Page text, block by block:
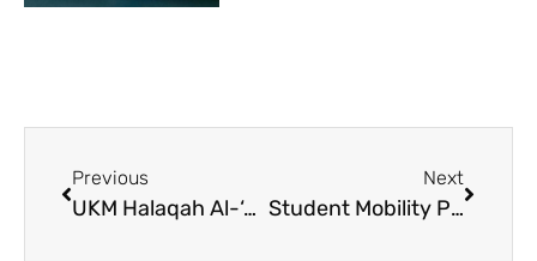
Previous
UKM Halaqah Al-‘Arabiyyah Gelar HAYYA FESTIVAL 2025, Angkat Tema Generasi Qurani Berdaya Saing Global
Next
Student Mobility Program Tahun 2025 FUAD UINSI Samarinda pada UKM dan USIM Malaysia